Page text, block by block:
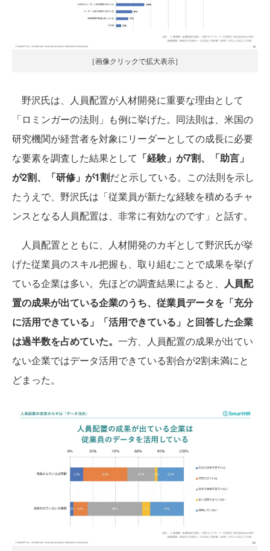
［画像クリックで拡大表示］
野沢氏は、人員配置が人材開発に重要な理由として
「ロミンガーの法則」も例に挙げた。同法則は、米国の
研究機関が経営者を対象にリーダーとしての成長に必要
な要素を調査した結果として 「経験」が7割、「助言」
が2割、「研修」が1割だと示している。この法則を示し
たうえで、野沢氏は「従業員が新たな経験を積めるチャ
ンスとなる人員配置は、非常に有効なのです」と話す。
人員配置とともに、人材開発のカギとして野沢氏が挙
げた従業員のスキル把握も、取り組むことで成果を挙げ
ている企業は多い。先ほどの調査結果によると、 人員配
置の成果が出ている企業のうち、従業員データを「充分
に活用できている」「活用できている」と回答した企業
は過半数を占めていた。 一方、人員配置の成果が出てい
ない企業ではデータ活用できている割合が2割未満にと
どまった。